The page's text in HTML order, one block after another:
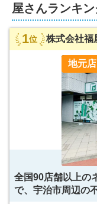
宇治市 亀岡
長岡京市 八幡
木津川市
乙訓
町
綴喜郡宇治田
相楽
相楽郡南山城
船井
町
屋さんランキ
1位 株式会社
地元店
全国90店舗以上の
で、宇治市周辺の